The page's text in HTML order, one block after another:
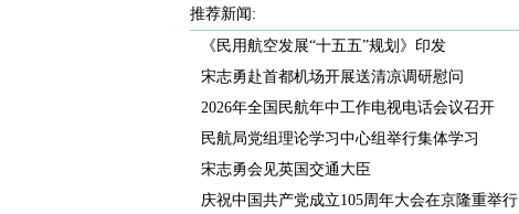
推荐新闻:
《民用航空发展“十五五”规划》印发
宋志勇赴首都机场开展送清凉调研慰问
2026年全国民航年中工作电视电话会议召开
民航局党组理论学习中心组举行集体学习
宋志勇会见英国交通大臣
庆祝中国共产党成立105周年大会在京隆重举行